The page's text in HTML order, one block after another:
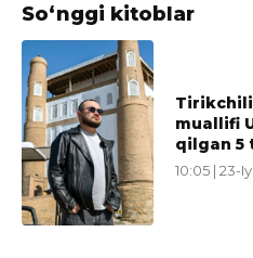
So‘nggi kitoblar
muallifi
qilgan 5
10:05 | 23-